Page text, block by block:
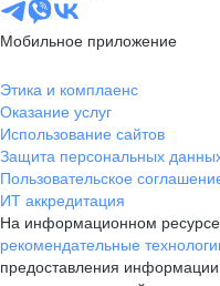
Мобильное приложение
Этика и комплаенс
Оказание услуг
Использование сайтов
Защита персональных
Пользовательское
ИТ аккредитация
На информационном
рекомендательные
предоставления